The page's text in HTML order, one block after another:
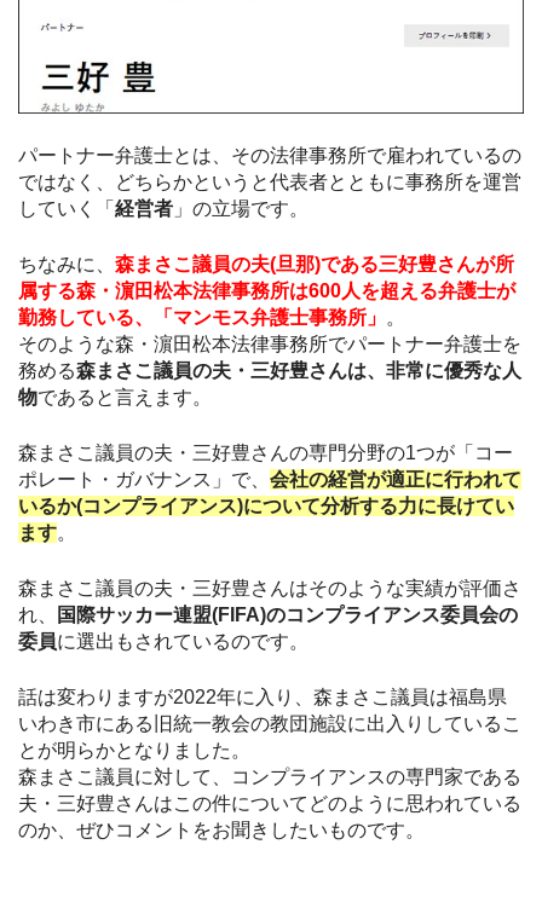
パートナー弁護士とは、その法律事務所で雇われているの
ではなく、どちらかというと代表者とともに事務所を運営
していく「 経営者 」の立場です。
ちなみに、 森まさこ議員の夫(旦那)である三好豊さんが所
属する森・濵田松本法律事務所は600人を超える弁護士が
勤務している、「マンモス弁護士事務所」 。
そのような森・濵田松本法律事務所でパートナー弁護士を
務める森まさこ議員の夫・三好豊さんは、非常に優秀な人
物であると言えます。
森まさこ議員の夫・三好豊さんの専門分野の1つが「コー
ポレート・ガバナンス」で、 会社の経営が適正に行われて
いるか(コンプライアンス)について分析する力に長けてい
ます。
森まさこ議員の夫・三好豊さんはそのような実績が評価さ
れ、
国際サッカー連盟(FIFA)のコンプライアンス委員会の
委員に選出もされているのです。
話は変わりますが2022年に入り、森まさこ議員は福島県
いわき市にある旧統一教会の教団施設に出入りしているこ
とが明らかとなりました。
森まさこ議員に対して、コンプライアンスの専門家である
夫・三好豊さんはこの件についてどのように思われている
のか、ぜひコメントをお聞きしたいものです。